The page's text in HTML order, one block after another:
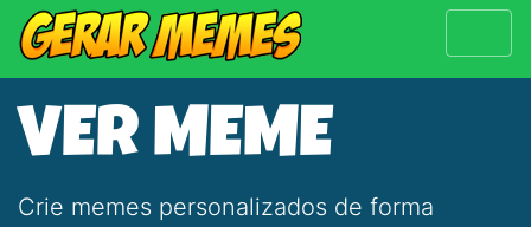
VER MEME
Crie memes personalizados de forma